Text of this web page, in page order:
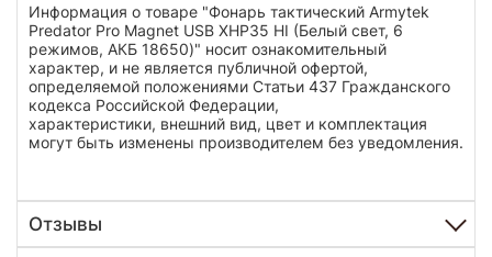
Информация о товаре "Фонарь тактический Armytek
Predator Pro Magnet USB XHP35 HI (Белый свет, 6
режимов, АКБ 18650)" носит ознакомительный
характер, и не является публичной офертой,
определяемой положениями Статьи 437 Гражданского
кодекса Российской Федерации,
характеристики, внешний вид, цвет и комплектация
могут быть изменены производителем без уведомления.
Отзывы